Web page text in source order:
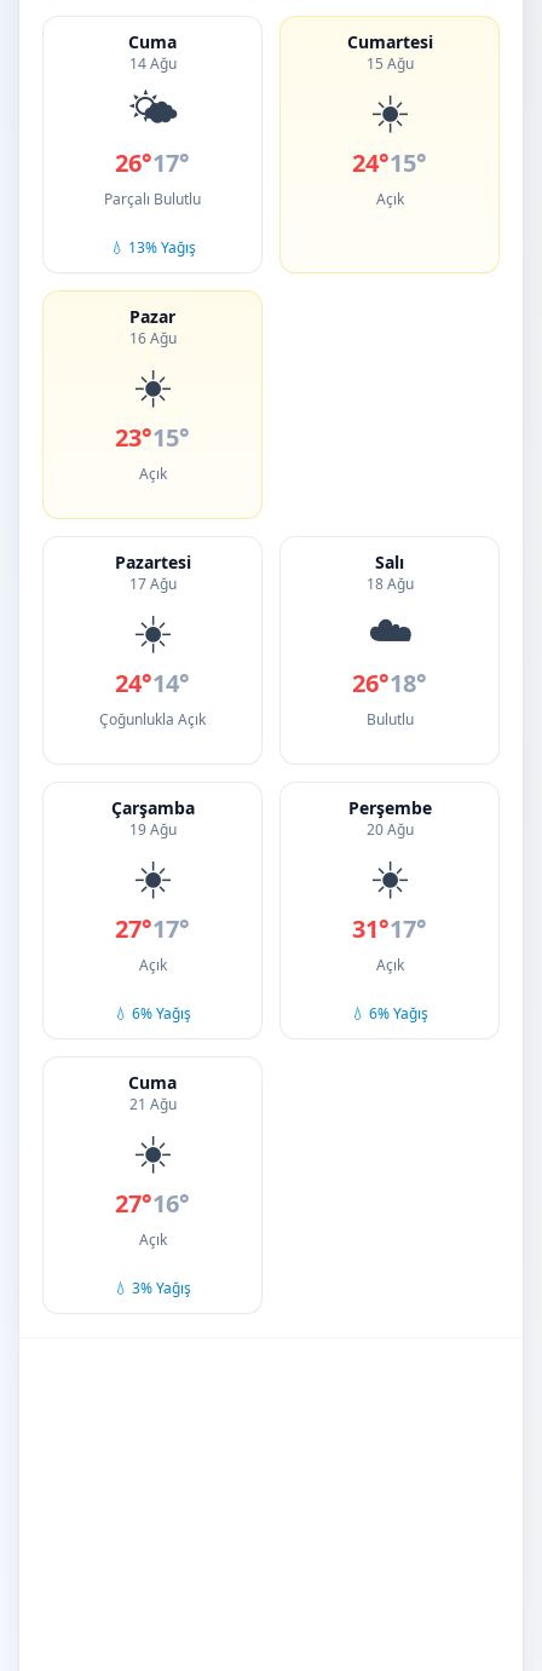
Cuma
14 Ağu
🌤️
26°17°
Parçalı Bulutlu
💧 13% Yağış
Cumartesi
15 Ağu
☀️
24°15°
Açık
Pazar
16 Ağu
☀️
23°15°
Açık
Pazartesi
17 Ağu
☀️
24°14°
Çoğunlukla Açık
Salı
18 Ağu
☁️
26°18°
Bulutlu
Çarşamba
19 Ağu
☀️
27°17°
Açık
💧 6% Yağış
Perşembe
20 Ağu
☀️
31°17°
Açık
💧 6% Yağış
Cuma
21 Ağu
☀️
27°16°
Açık
💧 3% Yağış